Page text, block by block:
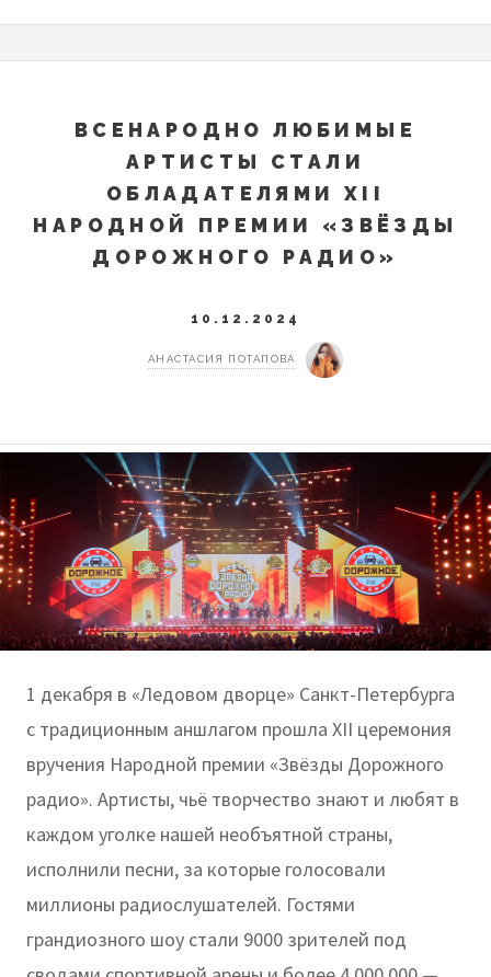
ВСЕНАРОДНО ЛЮБИМЫЕ
АРТИСТЫ СТАЛИ
ОБЛАДАТЕЛЯМИ XII
НАРОДНОЙ ПРЕМИИ «ЗВЁЗДЫ
ДОРОЖНОГО РАДИО»
10.12.2024
АНАСТАСИЯ ПОТАПОВА
1 декабря в «Ледовом дворце» Санкт-Петербурга
с традиционным аншлагом прошла XII церемония
вручения Народной премии «Звёзды Дорожного
радио». Артисты, чьё творчество знают и любят в
каждом уголке нашей необъятной страны,
исполнили песни, за которые голосовали
миллионы радиослушателей. Гостями
грандиозного шоу стали 9000 зрителей под